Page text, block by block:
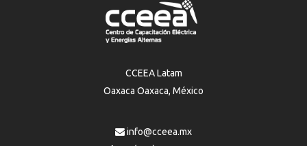
CCEEA Latam
Oaxaca Oaxaca, México
info@cceea.mx